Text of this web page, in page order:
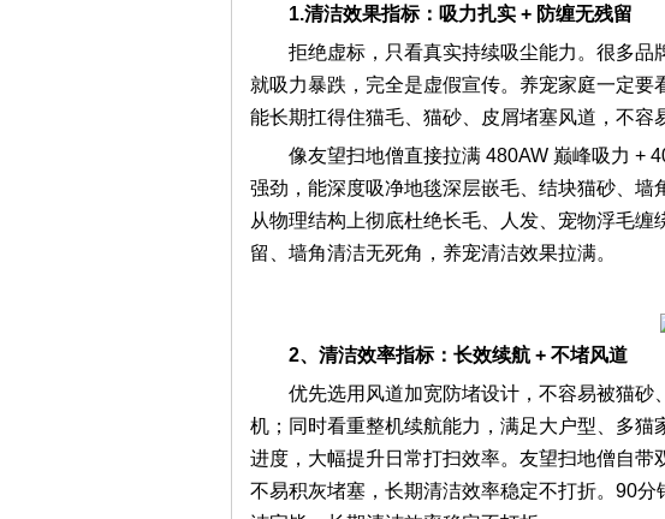
1.清洁效果指标：吸力扎实 + 防缠无残留
拒绝虚标，只看真实持续吸尘能力。很多
就吸力暴跌，完全是虚假宣传。养宠家庭一定
能长期扛得住猫毛、猫砂、皮屑堵塞风道，不容
像友望扫地僧直接拉满 480AW 巅峰吸力 +
强劲，能深度吸净地毯深层嵌毛、结块猫砂、墙
从物理结构上彻底杜绝长毛、人发、宠物浮毛
留、墙角清洁无死角，养宠清洁效果拉满。
2、清洁效率指标：长效续航 + 不堵风道
优先选用风道加宽防堵设计，不容易被猫
机；同时看重整机续航能力，满足大户型、多
进度，大幅提升日常打扫效率。友望扫地僧自
不易积灰堵塞，长期清洁效率稳定不打折。90